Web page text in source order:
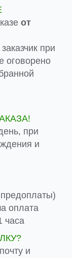
от
при
оговорено
при
и
оплата
часа
и